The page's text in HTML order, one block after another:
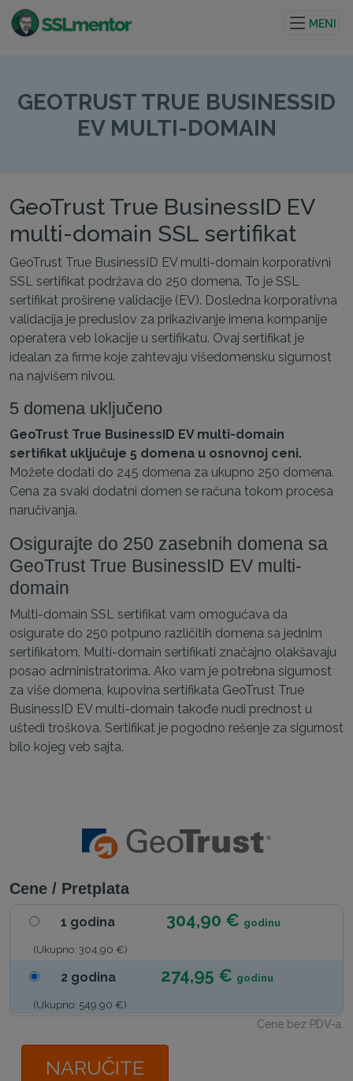
projekte.
MENI
GEOTRUST TRUE BUSINESSID
EV MULTI-DOMAIN
GeoTrust True BusinessID EV
multi-domain SSL sertifikat
GeoTrust True BusinessID EV multi-domain korporativni
SSL sertifikat podržava do 250 domena. To je SSL
sertifikat proširene validacije (EV). Dosledna korporativna
validacija je preduslov za prikazivanje imena kompanije
operatera veb lokacije u sertifikatu. Ovaj sertifikat je
idealan za firme koje zahtevaju višedomensku sigurnost
na najvišem nivou.
5 domena uključeno
GeoTrust True BusinessID EV multi-domain
sertifikat uključuje 5 domena u osnovnoj ceni.
Možete dodati do 245 domena za ukupno 250 domena.
Cena za svaki dodatni domen se računa tokom procesa
naručivanja.
Osigurajte do 250 zasebnih domena sa
GeoTrust True BusinessID EV multi-
domain
Multi-domain SSL sertifikat vam omogućava da
osigurate do 250 potpuno različitih domena sa jednim
sertifikatom. Multi-domain sertifikati značajno olakšavaju
posao administratorima. Ako vam je potrebna sigurnost
za više domena, kupovina sertifikata GeoTrust True
BusinessID EV multi-domain takođe nudi prednost u
uštedi troškova. Sertifikat je pogodno rešenje za sigurnost
bilo kojeg veb sajta.
Cene / Pretplata
1 godina 304,90 € godinu
(Ukupno: 304,90 €)
2 godina 274,95 € godinu
(Ukupno: 549,90 €)
Cene bez PDV-a.
NARUČITE